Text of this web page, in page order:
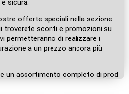
sicura.
offerte speciali nella sezione
troverete sconti e promozioni su
permetteranno di realizzare i
a un prezzo ancora più
un assortimento completo di prod